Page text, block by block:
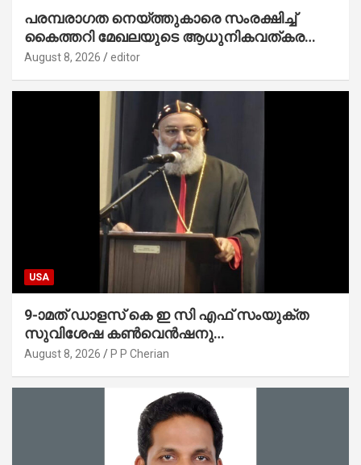
പരമ്പരാഗത നെയ്ത്തുകാരെ സംരക്ഷിച്ച്
കൈത്തറി മേഖലയുടെ ആധുനികവത്കരണം
സാധ്യമാക്കും : ഡെപ്യൂട്ടി സ്പീക്കർ
August 8, 2026 editor
USA
9-ാമത് ഡാളസ് കെ ഇ സി എഫ് സംയുക്ത
സുവിശേഷ കൺവെൻഷനു
പ്രാർത്ഥനാനിർഭരമായ തുടക്കം
August 8, 2026 P P Cherian